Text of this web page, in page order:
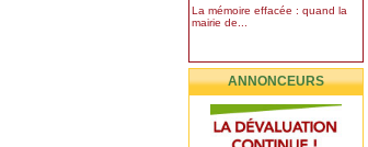
La mémoire effacée : quand la
mairie de...
ANNONCEURS